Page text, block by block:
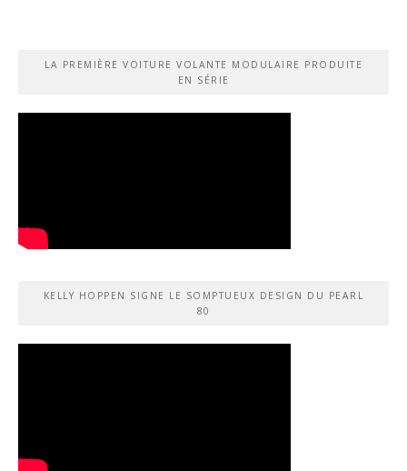
LA PREMIÈRE VOITURE VOLANTE MODULAIRE PRODUITE
EN SÉRIE
KELLY HOPPEN SIGNE LE SOMPTUEUX DESIGN DU PEARL
80